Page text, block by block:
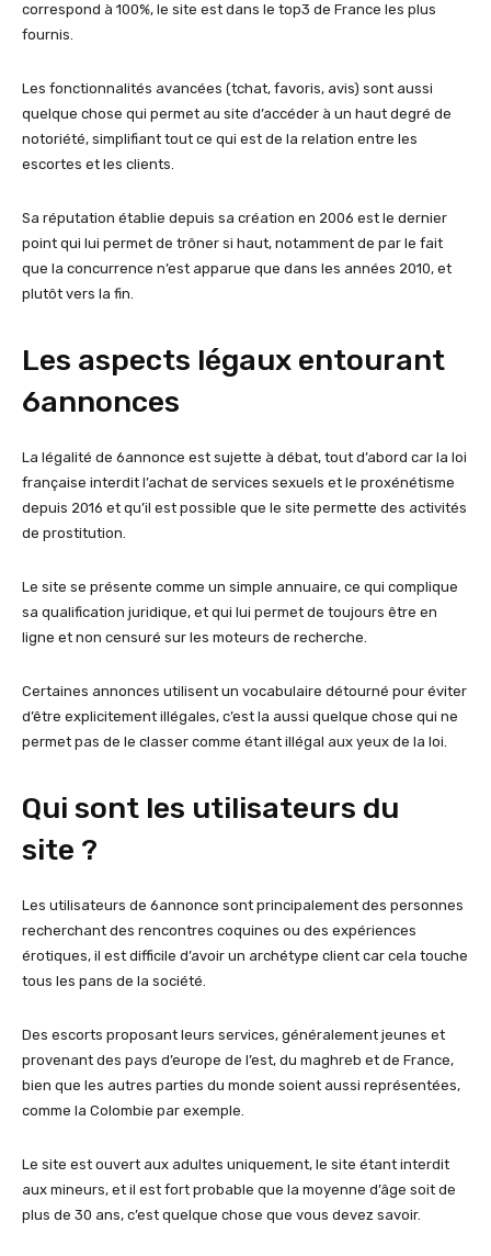
correspond à 100%, le site est dans le top3 de France les plus
fournis.
Les fonctionnalités avancées (tchat, favoris, avis) sont aussi
quelque chose qui permet au site d’accéder à un haut degré de
notoriété, simplifiant tout ce qui est de la relation entre les
escortes et les clients.
Sa réputation établie depuis sa création en 2006 est le dernier
point qui lui permet de trôner si haut, notamment de par le fait
que la concurrence n’est apparue que dans les années 2010, et
plutôt vers la fin.
Les aspects légaux entourant
6annonces
La légalité de 6annonce est sujette à débat, tout d’abord car la loi
française interdit l’achat de services sexuels et le proxénétisme
depuis 2016 et qu’il est possible que le site permette des activités
de prostitution.
Le site se présente comme un simple annuaire, ce qui complique
sa qualification juridique, et qui lui permet de toujours être en
ligne et non censuré sur les moteurs de recherche.
Certaines annonces utilisent un vocabulaire détourné pour éviter
d’être explicitement illégales, c’est la aussi quelque chose qui ne
permet pas de le classer comme étant illégal aux yeux de la loi.
Qui sont les utilisateurs du
site ?
Les utilisateurs de 6annonce sont principalement des personnes
recherchant des rencontres coquines ou des expériences
érotiques, il est difficile d’avoir un archétype client car cela touche
tous les pans de la société.
Des escorts proposant leurs services, généralement jeunes et
provenant des pays d’europe de l’est, du maghreb et de France,
bien que les autres parties du monde soient aussi représentées,
comme la Colombie par exemple.
Le site est ouvert aux adultes uniquement, le site étant interdit
aux mineurs, et il est fort probable que la moyenne d’âge soit de
plus de 30 ans, c’est quelque chose que vous devez savoir.